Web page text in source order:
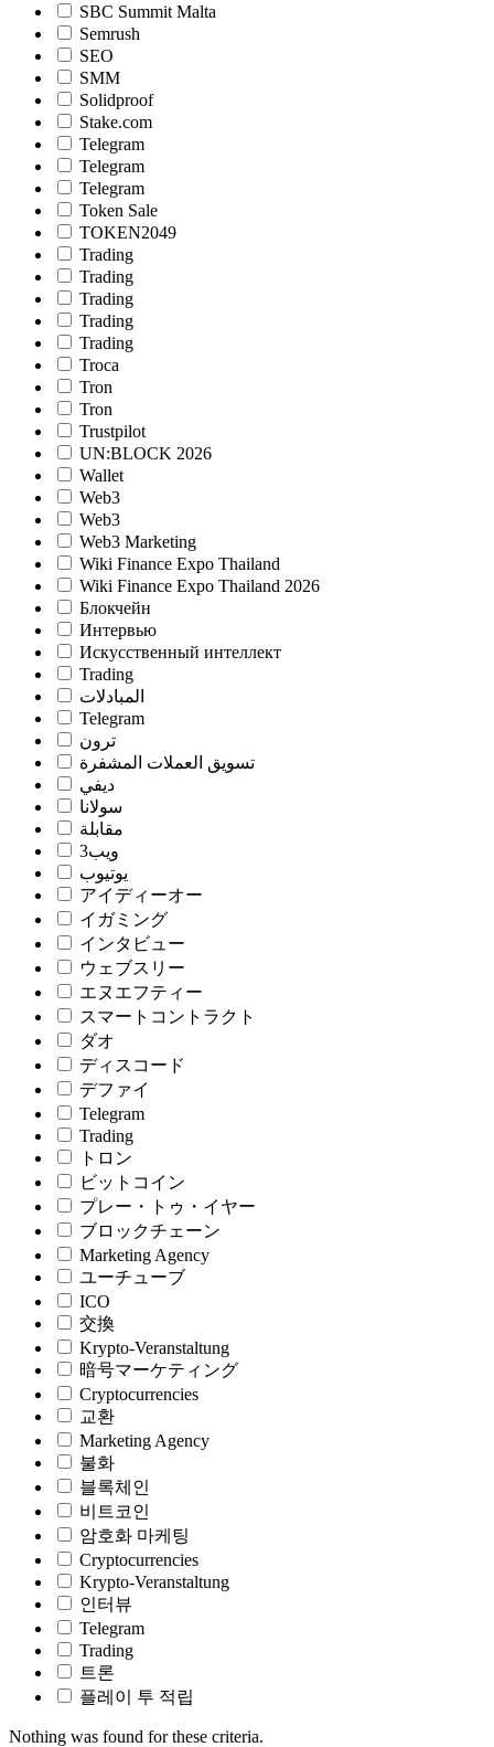
SBC Summit Malta
Semrush
SEO
SMM
Solidproof
Stake.com
Telegram
Telegram
Telegram
Token Sale
TOKEN2049
Trading
Trading
Trading
Trading
Trading
Troca
Tron
Tron
Trustpilot
UN:BLOCK 2026
Wallet
Web3
Web3
Web3 Marketing
Wiki Finance Expo Thailand
Wiki Finance Expo Thailand 2026
Блокчейн
Интервью
Искусственный интеллект
Trading
المبادلات
Telegram
ترون
تسويق العملات المشفرة
ديفي
سولانا
مقابلة
ويب3
يوتيوب
アイディーオー
イガミング
インタビュー
ウェブスリー
エヌエフティー
スマートコントラクト
ダオ
ディスコード
デファイ
Telegram
Trading
トロン
ビットコイン
プレー・トゥ・イヤー
ブロックチェーン
Marketing Agency
ユーチューブ
ICO
交換
Krypto-Veranstaltung
暗号マーケティング
Cryptocurrencies
교환
Marketing Agency
불화
블록체인
비트코인
암호화 마케팅
Cryptocurrencies
Krypto-Veranstaltung
인터뷰
Telegram
Trading
트론
플레이 투 적립
Nothing was found for these criteria.